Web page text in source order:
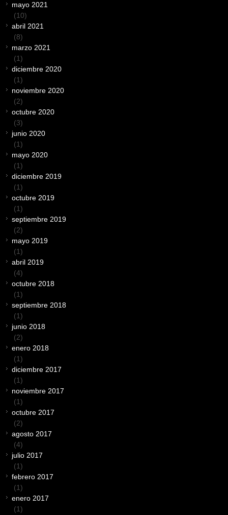
mayo 2021
(10)
abril 2021
(8)
marzo 2021
(1)
diciembre 2020
(1)
noviembre 2020
(2)
octubre 2020
(3)
junio 2020
(1)
mayo 2020
(1)
diciembre 2019
(1)
octubre 2019
(1)
septiembre 2019
(2)
mayo 2019
(1)
abril 2019
(4)
octubre 2018
(1)
septiembre 2018
(1)
junio 2018
(2)
enero 2018
(1)
diciembre 2017
(1)
noviembre 2017
(1)
octubre 2017
(2)
agosto 2017
(4)
julio 2017
(1)
febrero 2017
(1)
enero 2017
(1)